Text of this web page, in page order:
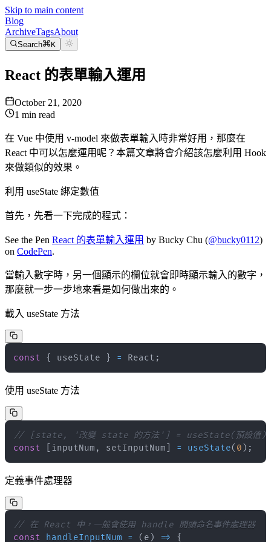
Skip to main content
Blog
ArchiveTagsAbout
Search K
React 的表單輸入運用
October 21, 2020
1 min read
在 Vue 中使用 v-model 來做表單輸入時非常好用，那麼在
React 中可以怎麼運用呢？本篇文章將會介紹該怎麼利用 Hook
來做類似的效果。
利用 useState 綁定數值
首先，先看一下完成的程式：
See the Pen React 的表單輸入運用 by Bucky Chu (@bucky0112)
on CodePen.
當輸入數字時，另一個顯示的欄位就會即時顯示輸入的數字，
那麼就一步一步地來看是如何做出來的。
載入 useState 方法
const { useState } = React ;
使用 useState 方法
// [state, '改變 state 的方法'] = useState(預設值)
const
inputNum , setInputNum = useState( 0 ) ;
定義事件處理器
// 在 React 中，一般會使用 handle 開頭命名事件處理器
const
handleInputNum = ( e ) => {